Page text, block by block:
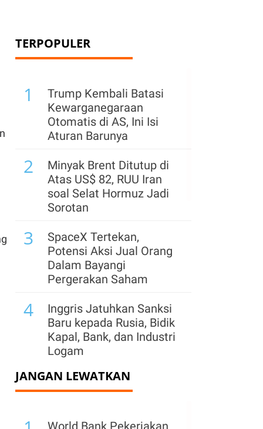
TERPOPULER
1
Trump Kembali Batasi
Kewarganegaraan
Otomatis di AS, Ini Isi
Aturan Barunya
2
Minyak Brent Ditutup di
Atas US$ 82, RUU Iran
soal Selat Hormuz Jadi
Sorotan
3
SpaceX Tertekan,
Potensi Aksi Jual Orang
Dalam Bayangi
Pergerakan Saham
4
Inggris Jatuhkan Sanksi
Baru kepada Rusia, Bidik
Kapal, Bank, dan Industri
Logam
5
Bursa Global Turun
Kamis (6/8) Jelang Data
Minyak Melonjak
JANGAN LEWATKAN
World Bank Pekerjakan